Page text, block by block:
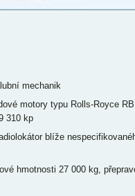
mechanik
motory typu Rolls-Royce
310 kp
blíže
hmotnosti 27 000 kg,